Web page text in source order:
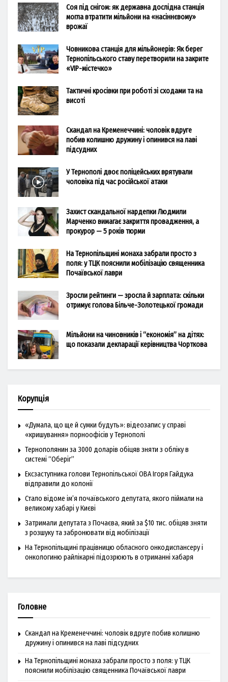
Соя під снігом: як державна дослідна станція
могла втратити мільйони на «насіннєвому»
врожаї
Човникова станція для мільйонерів: Як берег
Тернопільського ставу перетворили на закрите
«VIP-містечко»
Тактичні кросівки при роботі зі сходами та на
висоті
Скандал на Кременеччині: чоловік вдруге
побив колишню дружину і опинився на лаві
підсудних
У Тернополі двоє поліцейських врятували
чоловіка під час російської атаки
Захист скандальної нардепки Людмили
Марченко вимагає закриття провадження, а
прокурор — 5 років тюрми
На Тернопільщині монаха забрали просто з
поля: у ТЦК пояснили мобілізацію священника
Почаївської лаври
Зросли рейтинги — зросла й зарплата: скільки
отримує голова Більче-Золотецької громади
Мільйони на чиновників і “економія” на дітях:
що показали декларації керівництва Чорткова
Корупція
«Думала, що ще й сумки будуть»: відеозапис у справі
«кришування» порноофісів у Тернополі
Тернополянин за 3000 доларів обіцяв зняти з обліку в
системі “Оберіг”
Ексзаступника голови Тернопільської ОВА Ігоря Гайдука
відправили до колонії
Стало відоме ім’я почаївського депутата, якого піймали на
великому хабарі у Києві
Затримали депутата з Почаєва, який за $10 тис. обіцяв зняти
з розшуку та забронювати від мобілізації
На Тернопільщині працівницю обласного онкодиспансеру і
онкологиню райлікарні підозрюють в отриманні хабаря
Головне
Скандал на Кременеччині: чоловік вдруге побив колишню
дружину і опинився на лаві підсудних
На Тернопільщині монаха забрали просто з поля: у ТЦК
пояснили мобілізацію священника Почаївської лаври